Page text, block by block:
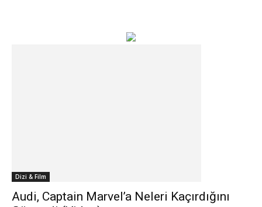
Dizi & Film
Audi, Captain Marvel’a Neleri Kaçırdığını